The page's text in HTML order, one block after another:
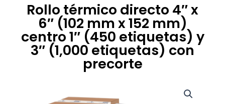
Rollo térmico directo 4″ x
6″ (102 mm x 152 mm)
centro 1″ (450 etiquetas) y
3″ (1,000 etiquetas) con
precorte